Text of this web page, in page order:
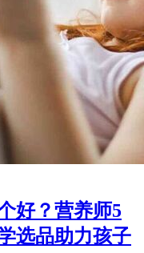
好？营养师5
选品助力孩子